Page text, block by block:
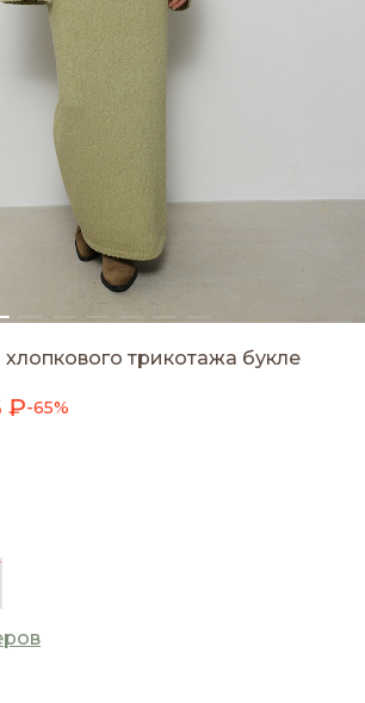
трикотажа букле
₽-65%